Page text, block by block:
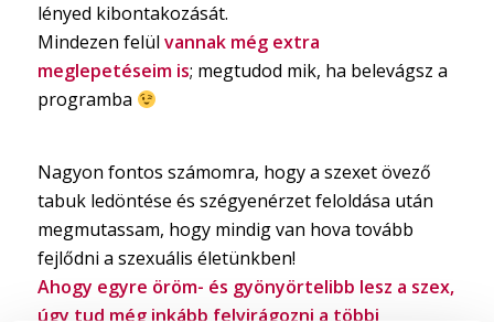
lényed kibontakozását.
Mindezen felül vannak még extra
meglepetéseim is; megtudod mik, ha belevágsz a
programba
Nagyon fontos számomra, hogy a szexet övező
tabuk ledöntése és szégyenérzet feloldása után
megmutassam, hogy mindig van hova tovább
fejlődni a szexuális életünkben!
Ahogy egyre öröm- és gyönyörtelibb lesz a szex,
úgy tud még inkább felvirágozni a többi